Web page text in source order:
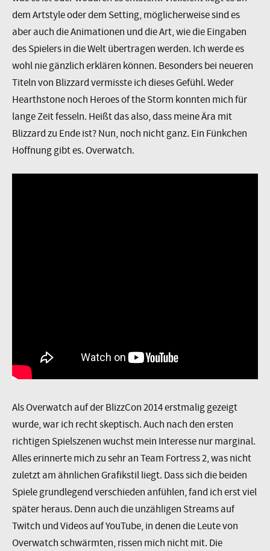
dem Artstyle oder dem Setting, möglicherweise sind es
aber auch die Animationen und die Art, wie die Eingaben
des Spielers in die Welt übertragen werden. Ich werde es
wohl nie gänzlich erklären können. Besonders bei neueren
Titeln von Blizzard vermisste ich dieses Gefühl. Weder
Hearthstone noch Heroes of the Storm konnten mich für
lange Zeit fesseln. Heißt das also, dass meine Ära mit
Blizzard zu Ende ist? Nun, noch nicht ganz. Ein Fünkchen
Hoffnung gibt es. Overwatch.
Als Overwatch auf der BlizzCon 2014 erstmalig gezeigt
wurde, war ich recht skeptisch. Auch nach den ersten
richtigen Spielszenen wuchst mein Interesse nur marginal.
Alles erinnerte mich zu sehr an Team Fortress 2, was nicht
zuletzt am ähnlichen Grafikstil liegt. Dass sich die beiden
Spiele grundlegend verschieden anfühlen, fand ich erst viel
später heraus. Denn auch die unzähligen Streams auf
Twitch und Videos auf YouTube, in denen die Leute von
Overwatch schwärmten, rissen mich nicht mit. Die